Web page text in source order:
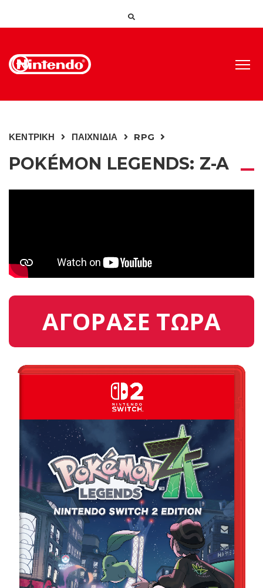
ΚΕΝΤΡΙΚΗ ΠΑΙΧΝΙΔΙΑ RPG
POKÉMON LEGENDS: Z-A
ΑΓΟΡΑΣΕ ΤΩΡΑ